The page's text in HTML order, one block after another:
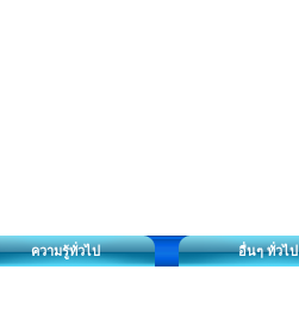
ความรู้ทั่วไป อื่นๆ ทั่วไป